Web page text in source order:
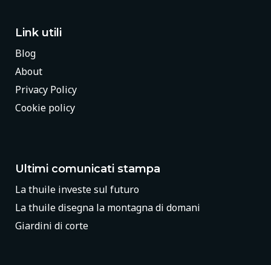
Link utili
Blog
About
Privacy Policy
Cookie policy
Ultimi comunicati stampa
La thuile investe sul futuro
La thuile disegna la montagna di domani
Giardini di corte